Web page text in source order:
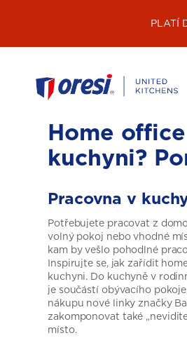
PLATÍ
Home
kuchyni?
Pracovna v
Potřebujete pracovat z
volný pokoj nebo vhodné
kam by vešlo pohodlné
Inspirujte se, jak zařídit
kuchyni. Do kuchyně v
je součástí obývacího
nákupu nové linky značky
zakomponovat také
místo.